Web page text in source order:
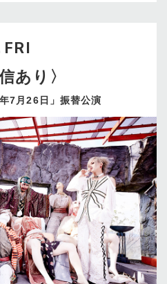
5
19 20
26 27 28
FRI
あり〉
7月26日」振替公演